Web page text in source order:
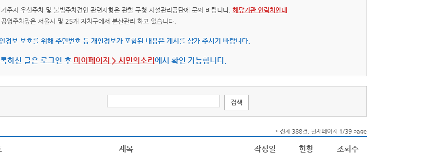
거주자 우선주차 및 불법주차견인 관련사항은 관할 구청 시설관리공단에 문의 바랍니다. 해당기관 연락처안내
공영주차장은 서울시 및 25개 자치구에서 분산관리 하고 있습니다.
정보 보호를 위해 주민번호 등 개인정보가 포함된 내용은 게시를 삼가 주시기 바랍니다.
하신 글은 로그인 후 마이페이지 > 시민의소리 에서 확인 가능합니다.
* 전체 388건, 현재페이지 1/39 page
제목 작성일 현황 조회수